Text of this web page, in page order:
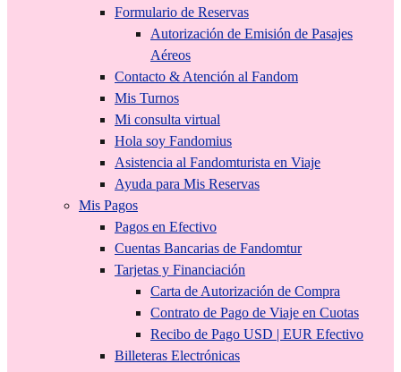
Formulario de Reservas
Autorización de Emisión de Pasajes
Aéreos
Contacto & Atención al Fandom
Mis Turnos
Mi consulta virtual
Hola soy Fandomius
Asistencia al Fandomturista en Viaje
Ayuda para Mis Reservas
Mis Pagos
Pagos en Efectivo
Cuentas Bancarias de Fandomtur
Tarjetas y Financiación
Carta de Autorización de Compra
Contrato de Pago de Viaje en Cuotas
Recibo de Pago USD | EUR Efectivo
Billeteras Electrónicas